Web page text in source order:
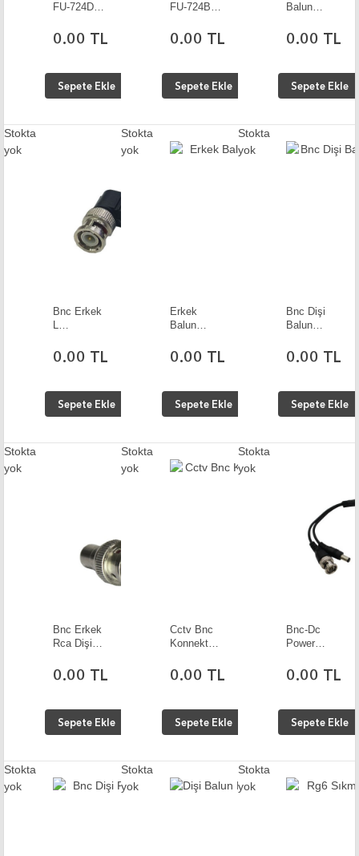
FU-724D
Mekan
Geniş Açı
0.00 TL
Sepete Ekle
FU-724B
Mekan Su
Geçirmez
0.00 TL
Sepete Ekle
Balun
10 Adet
0.00 TL
Sepete Ekle
Stokta
yok
Bnc Erkek
L
10 Adet
0.00 TL
Sepete Ekle
Stokta
yok
Erkek
Balun
10 Adet
0.00 TL
Sepete Ekle
Stokta
yok
Bnc Dişi
Balun
10 Adet
0.00 TL
Sepete Ekle
Stokta
yok
Bnc Erkek
Rca Dişi
Adet
0.00 TL
Sepete Ekle
Stokta
yok
Cctv Bnc
Konnektör
0.00 TL
Sepete Ekle
Stokta
yok
Bnc-Dc
Power
0.00 TL
Sepete Ekle
Stokta
yok
Stokta
yok
Stokta
yok